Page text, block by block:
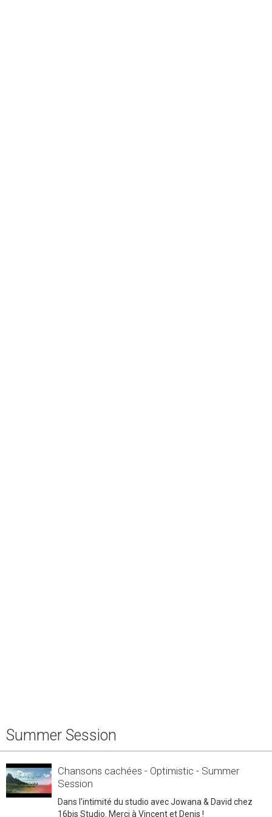
Summer Session
Chansons cachées - Optimistic - Summer
Session
Dans l'intimité du studio avec Jowana & David chez
16bis Studio. Merci à Vincent et Denis !